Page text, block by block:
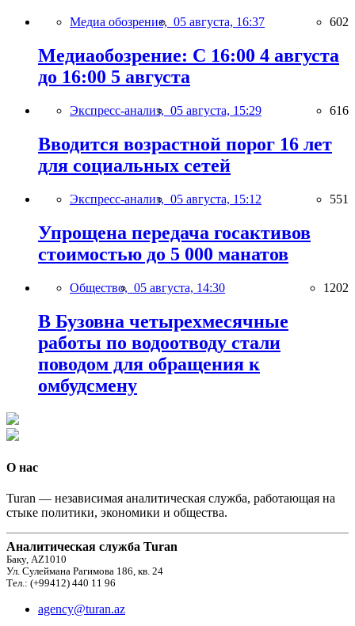
Медиа обозрение, 05 августа, 16:37 602
Медиаобозрение: С 16:00 4 августа
до 16:00 5 августа
Экспресс-анализ, 05 августа, 15:29 616
Вводится возрастной порог 16 лет
для социальных сетей
Экспресс-анализ, 05 августа, 15:12 551
Упрощена передача госактивов
стоимостью до 5 000 манатов
Общество, 05 августа, 14:30 1202
В Бузовна четырехмесячные
работы по водоотводу стали
поводом для обращения к
омбудсмену
О нас
Turan — независимая аналитическая служба, работающая на
стыке политики, экономики и общества.
Аналитическая служба Turan
Баку, AZ1010
Ул. Сулеймана Рагимова 186, кв. 24
Тел.: (+99412) 440 11 96
agency@turan.az